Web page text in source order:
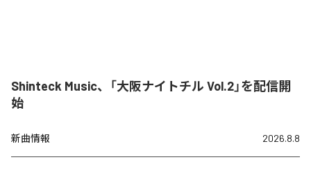
Shinteck Music、「大阪ナイトチル Vol.2」を配信開
始
新曲情報 2026.8.8